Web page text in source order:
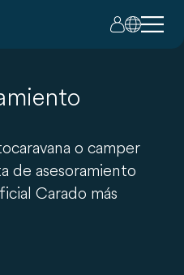
o camper
de asesoramiento
Carado más